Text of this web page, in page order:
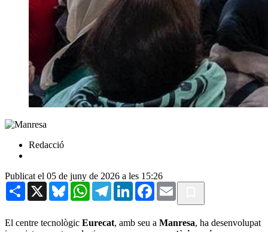
Redacció
Publicat el 05 de juny de 2026 a les 15:26
Share X BlueskyWhatsAppTelegramLinkedInFacebook
Email
El centre tecnològic Eurecat, amb seu a Manresa, ha desenvolupat